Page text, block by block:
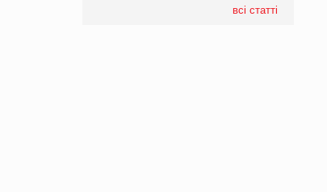
всі статті